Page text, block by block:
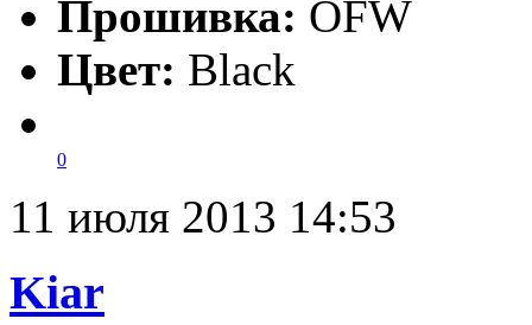
Прошивка: OFW
Цвет: Black
0
11 июля 2013 14:53
Kiar